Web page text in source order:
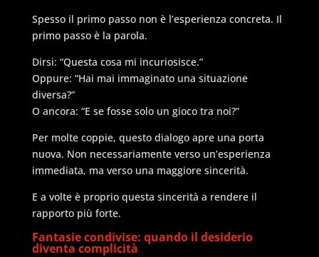
Spesso il primo passo non è l’esperienza concreta. Il
primo passo è la parola.
Dirsi: “Questa cosa mi incuriosisce.”
Oppure: “Hai mai immaginato una situazione
diversa?”
O ancora: “E se fosse solo un gioco tra noi?”
Per molte coppie, questo dialogo apre una porta
nuova. Non necessariamente verso un’esperienza
immediata, ma verso una maggiore sincerità.
E a volte è proprio questa sincerità a rendere il
rapporto più forte.
Fantasie condivise: quando il desiderio
diventa complicità